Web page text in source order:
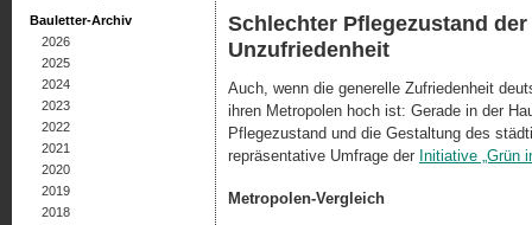
Schlechter Pflegezustand
Unzufriedenheit
Auch, wenn die generelle Zufriedenheit
ihren Metropolen hoch ist: Gerade in der
Pflegezustand und die Gestaltung des
repräsentative Umfrage der Initiative „Grün
Metropolen-Vergleich
Bauletter-Archiv
2026
2025
2024
2023
2022
2021
2020
2019
2018